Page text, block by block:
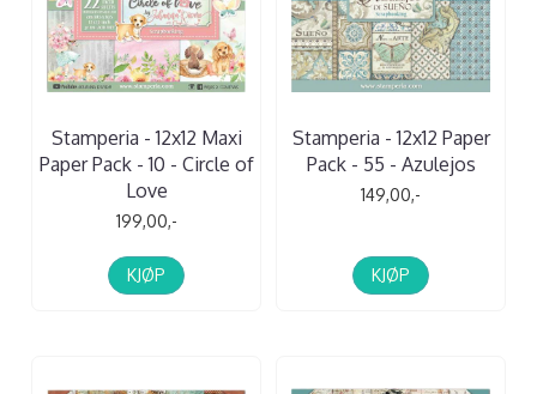
Stamperia - 12x12 Maxi
Paper Pack - 10 - Circle of
Love
199,00,-
KJØP
Stamperia - 12x12 Paper
Pack - 55 - Azulejos
149,00,-
KJØP